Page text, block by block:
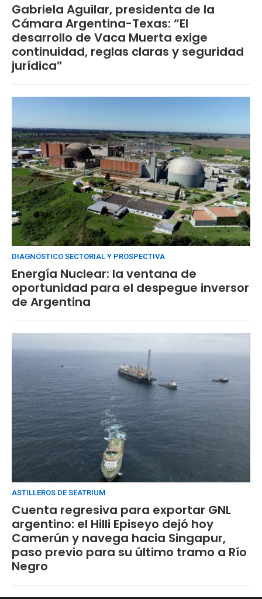
Gabriela Aguilar, presidenta de la
Cámara Argentina-Texas: “El
desarrollo de Vaca Muerta exige
continuidad, reglas claras y seguridad
jurídica”
DIAGNÓSTICO SECTORIAL Y PROSPECTIVA
Energía Nuclear: la ventana de
oportunidad para el despegue inversor
de Argentina
ASTILLEROS DE SEATRIUM
Cuenta regresiva para exportar GNL
argentino: el Hilli Episeyo dejó hoy
Camerún y navega hacia Singapur,
paso previo para su último tramo a Río
Negro